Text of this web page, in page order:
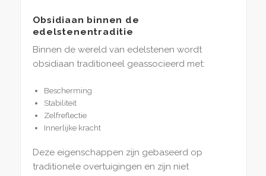
Obsidiaan binnen de
edelstenentraditie
Binnen de wereld van edelstenen wordt
obsidiaan traditioneel geassocieerd met:
Bescherming
Stabiliteit
Zelfreflectie
Innerlijke kracht
Deze eigenschappen zijn gebaseerd op
traditionele overtuigingen en zijn niet